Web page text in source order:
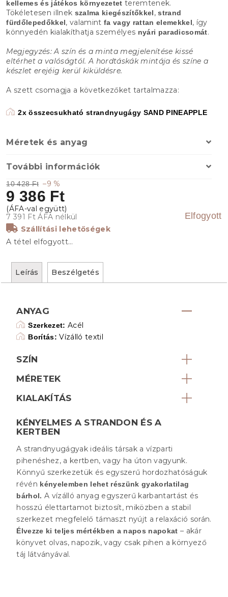
10 428 Ft –9 %
9 386 Ft
7 391 Ft ÁFA nélkül Elfogyott
Szállítási lehetőségek
A tétel elfogyott…
kellemes és játékos környezetet teremtenek.
Tökéletesen illnek szalma kiegészítőkkel,strand
fürdőlepedőkkel, valamint fa vagy rattan elemekkel, így
könnyedén kialakíthatja személyes nyári paradicsomát.
Megjegyzés: A szín és a minta megjelenítése kissé
eltérhet a valóságtól. A hordtáskák mintája és színe a
készlet erejéig kerül kiküldésre.
A szett csomagja a következőket tartalmazza:
2x összecsukható strandnyugágy SAND PINEAPPLE
Méretek és anyag
További információk
Leírás Beszélgetés
ANYAG
Szerkezet: Acél
Borítás: Vízálló textil
SZÍN
MÉRETEK
KIALAKÍTÁS
KÉNYELMES A STRANDON ÉS A
KERTBEN
A strandnyugágyak ideális társak a vízparti
pihenéshez, a kertben, vagy ha úton vagyunk.
Könnyű szerkezetük és egyszerű hordozhatóságuk
révén kényelemben lehet részünk gyakorlatilag
bárhol. A vízálló anyag egyszerű karbantartást és
hosszú élettartamot biztosít, miközben a stabil
szerkezet megfelelő támaszt nyújt a relaxáció során.
Élvezze ki teljes mértékben a napos napokat – akár
könyvet olvas, napozik, vagy csak pihen a környező
táj látványával.